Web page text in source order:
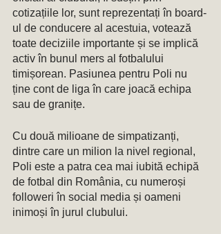
cotizațiile lor, sunt reprezentați în board-
ul de conducere al acestuia, votează
toate deciziile importante și se implică
activ în bunul mers al fotbalului
timișorean. Pasiunea pentru Poli nu
ține cont de liga în care joacă echipa
sau de granițe.
Cu două milioane de simpatizanți,
dintre care un milion la nivel regional,
Poli este a patra cea mai iubită echipă
de fotbal din România, cu numeroși
followeri în social media și oameni
inimoși în jurul clubului.